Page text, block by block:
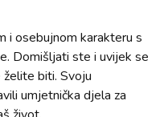
i osebujnom karakteru s
Domišljati ste i uvijek se
biti. Svoju
umjetnička djela za